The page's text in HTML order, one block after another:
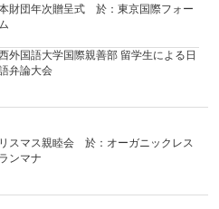
財団年次贈呈式 於：東京国際フォー
外国語大学国際親善部 留学生による日
弁論大会
スマス親睦会 於：オーガニックレス
ンマナ